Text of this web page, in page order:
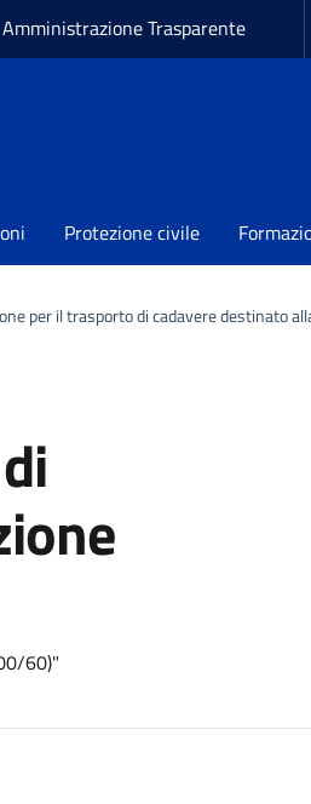
Amministrazione Trasparente
Protezione civile
per il trasporto di cadavere destinato
60)"